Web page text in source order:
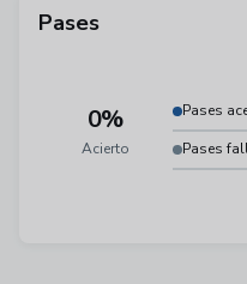
Pases
0%
Acierto
Pases
Pases